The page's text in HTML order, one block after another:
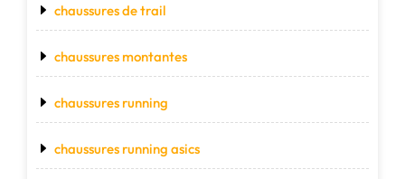
chaussures de trail
chaussures montantes
chaussures running
chaussures running asics